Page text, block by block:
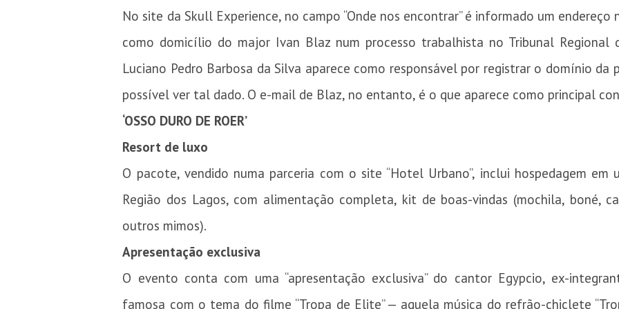
No site da Skull Experience, no campo “Onde nos encontrar” é informado um
como domicílio do major Ivan Blaz num processo trabalhista no Tribunal Regional
Luciano Pedro Barbosa da Silva aparece como responsável por registrar o domínio
possível ver tal dado. O e-mail de Blaz, no entanto, é o que aparece como principal
‘OSSO DURO DE ROER’
Resort de luxo
O pacote, vendido numa parceria com o site “Hotel Urbano”, inclui hospedagem
Região dos Lagos, com alimentação completa, kit de boas-vindas (mochila, boné,
outros mimos).
Apresentação exclusiva
O evento conta com uma “apresentação exclusiva” do cantor Egypcio, ex-
famosa com o tema do filme “Tropa de Elite” — aquela música do refrão-chiclete